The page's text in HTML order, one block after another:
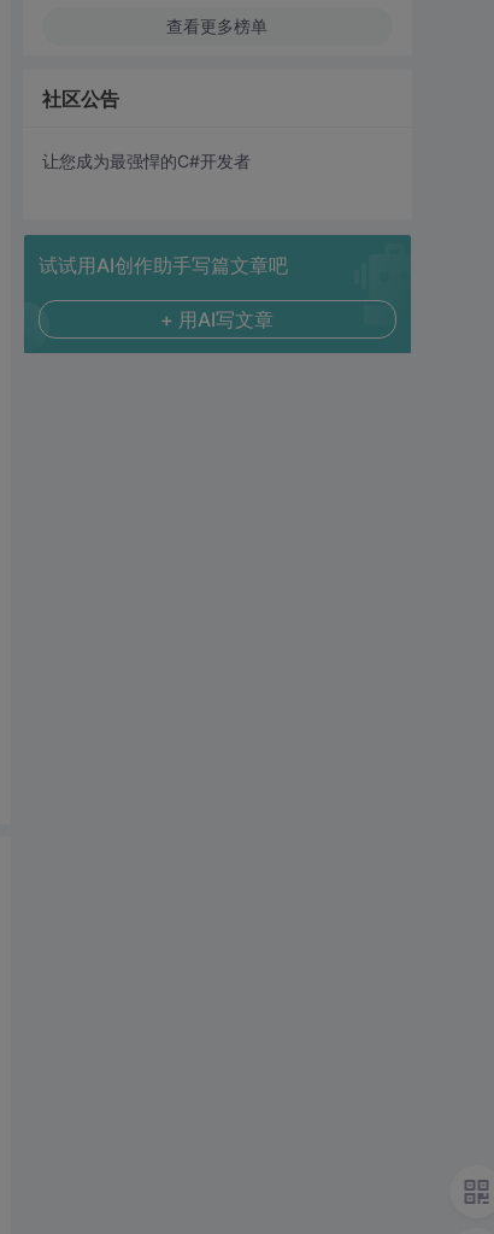
查看更多榜单
社区公告
让您成为最强悍的C#开发者
试试用AI创作助手写篇文章吧
+ 用AI写文章